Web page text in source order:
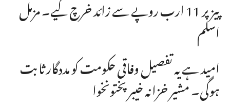
پیز پر 11 ارب روپے سے زائد خرچ کیے۔ مزمل
اسلم
امید ہے یہ تفصیل وفاقی حکومت کو مددگار ثابت
ہوگی۔ مشیر خزانہ خیبرپختونخوا